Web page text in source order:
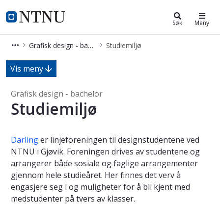
NTNU Hjemmeside
Grafisk design - bachelor Søk Meny
Grafisk design - bachelor Studiemiljø
Studiemiljø - Grafisk design -
Vis meny
Grafisk design - bachelor
Studiemiljø
Darlinger linjeforeningen til designstudentene ved
NTNU i Gjøvik. Foreningen drives av studentene og
arrangerer både sosiale og faglige arrangementer
gjennom hele studieåret. Her finnes det verv å
engasjere seg i og muligheter for å bli kjent med
medstudenter på tvers av klasser.